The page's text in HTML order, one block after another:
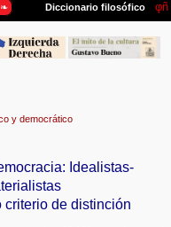
y democrático
Idealistas-
de distinción